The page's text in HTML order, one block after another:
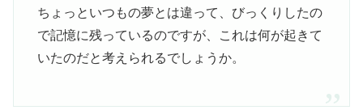
ちょっといつもの夢とは違って、びっくりしたの
で記憶に残っているのですが、これは何が起きて
いたのだと考えられるでしょうか。